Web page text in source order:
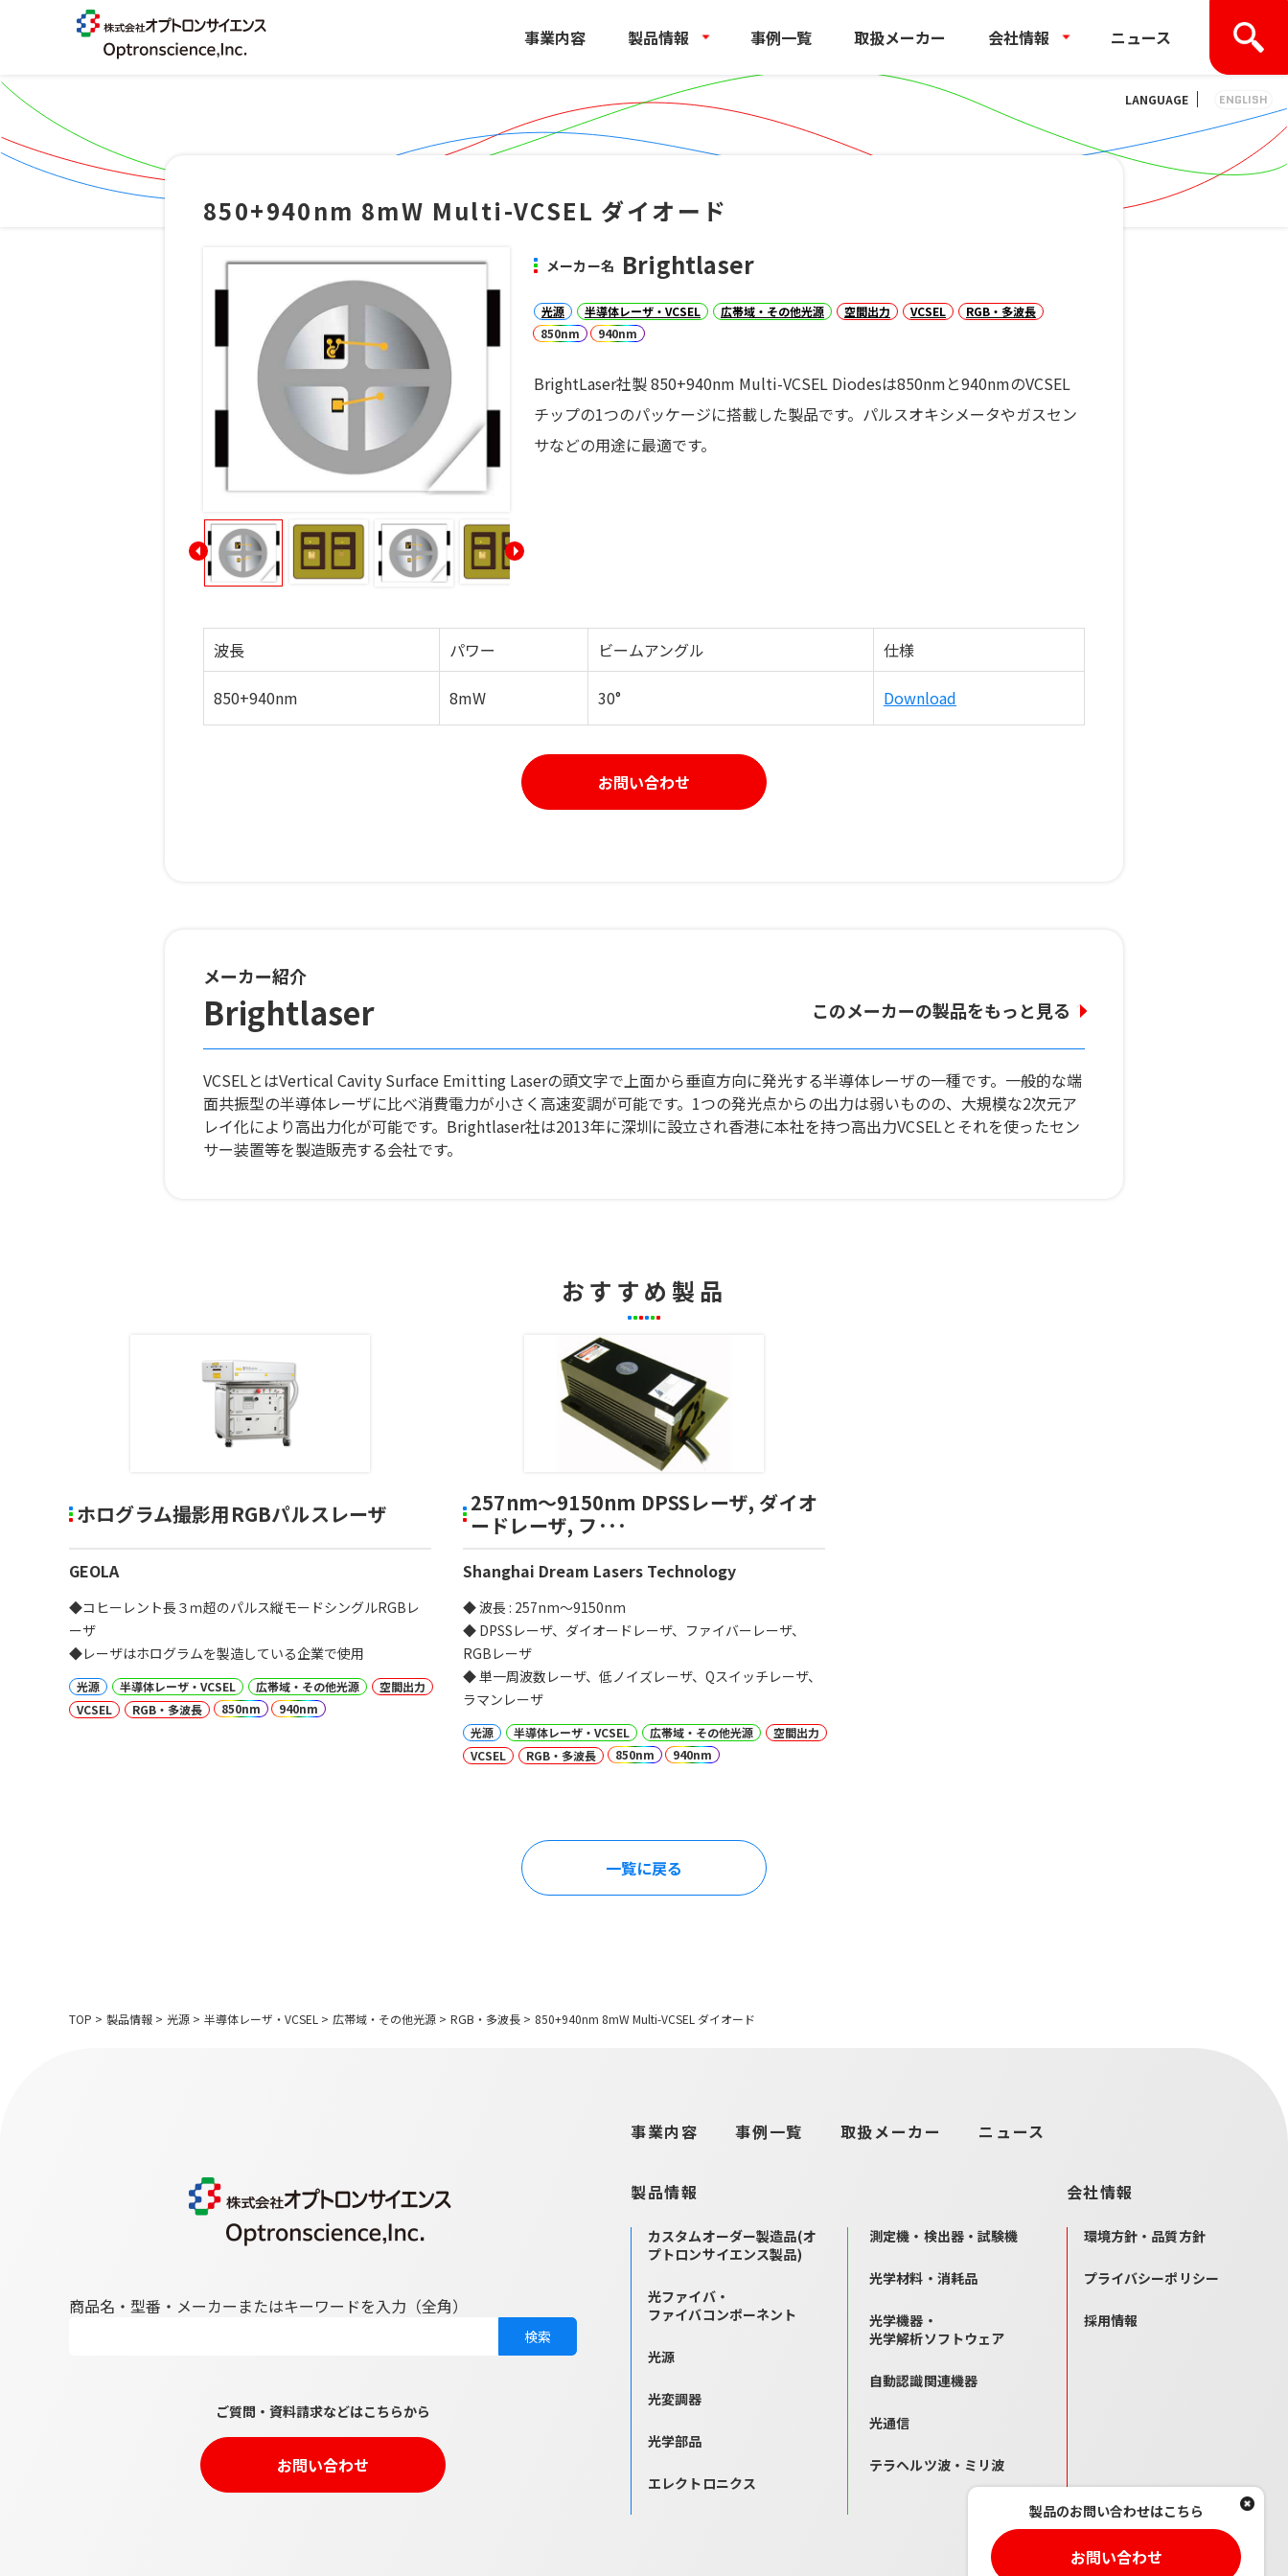
事業内容 製品情報 事例一覧 取扱メーカー 会社情報 ニュース
LANGUAGE ENGLISH
850+940nm 8mW Multi-VCSEL ダイオード
メーカー名 Brightlaser
光源 半導体レーザ・VCSEL 広帯域・その他光源 空間出力 VCSEL
RGB・多波長
850nm
940nm
BrightLaser社製 850+940nm Multi-VCSEL Diodesは850nmと940nmのVCSEL
チップの1つのパッケージに搭載した製品です。パルスオキシメータやガスセン
サなどの用途に最適です。
波長 パワー ビームアングル 仕様
850+940nm 8mW 30° Download
お問い合わせ
メーカー紹介
Brightlaser このメーカーの製品をもっと見る
VCSELとはVertical Cavity Surface Emitting Laserの頭文字で上面から垂直方向に発光する半導体レーザの一種です。一般的な端
面共振型の半導体レーザに比べ消費電力が小さく高速変調が可能です。1つの発光点からの出力は弱いものの、大規模な2次元ア
レイ化により高出力化が可能です。Brightlaser社は2013年に深圳に設立され香港に本社を持つ高出力VCSELとそれを使ったセン
サー装置等を製造販売する会社です。
おすすめ製品
ホログラム撮影用RGBパルスレーザ
GEOLA
◆コヒーレント長３ｍ超のパルス縦モードシングルRGBレ
ーザ
◆レーザはホログラムを製造している企業で使用
光源 半導体レーザ・VCSEL 広帯域・その他光源
空間出力
VCSEL
RGB・多波長 850nm 940nm
257nm～9150nm DPSSレーザ, ダイオ
ードレーザ, フ･･･
Shanghai Dream Lasers Technology
◆ 波長 : 257nm～9150nm
◆ DPSSレーザ、ダイオードレーザ、ファイバーレーザ、
RGBレーザ
◆ 単一周波数レーザ、低ノイズレーザ、Qスイッチレーザ、
ラマンレーザ
光源 半導体レーザ・VCSEL 広帯域・その他光源
空間出力
VCSEL
RGB・多波長 850nm 940nm
一覧に戻る
製品のお問い合わせはこちら
お問い合わせ
TOP > 製品情報 > 光源 > 半導体レーザ・VCSEL > 広帯域・その他光源 > RGB・多波長 > 850+940nm 8mW Multi-VCSEL ダイオード
商品名・型番・メーカーまたはキーワードを入力（全角）
ご質問・資料請求などはこちらから
お問い合わせ
事業内容 事例一覧 取扱メーカー ニュース
製品情報
カスタムオーダー製造品(オ
プトロンサイエンス製品)
光ファイバ・
ファイバコンポーネント
光源
光変調器
光学部品
エレクトロニクス
測定機・検出器・試験機
光学材料・消耗品
光学機器・
光学解析ソフトウェア
自動認識関連機器
光通信
テラヘルツ波・ミリ波
会社情報
環境方針・品質方針
プライバシーポリシー
採用情報